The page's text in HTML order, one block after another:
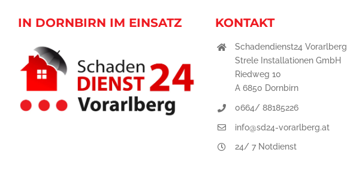
IN DORNBIRN IM EINSATZ KONTAKT
Schadendienst24 Vorarlberg
Strele Installationen GmbH
Riedweg 10
A 6850 Dornbirn
0664/ 88185226
info@sd24-vorarlberg.at
24/ 7 Notdienst